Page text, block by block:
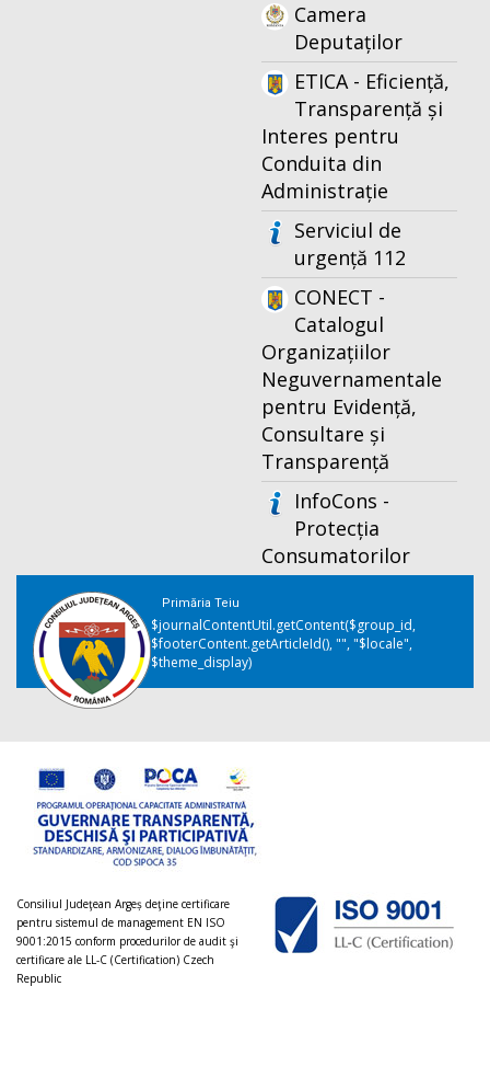
Camera
Deputaților
ETICA - Eficiență,
Transparență și
Interes pentru
Conduita din
Administrație
Serviciul de
urgență 112
CONECT -
Catalogul
Organizațiilor
Neguvernamentale
pentru Evidență,
Consultare și
Transparență
InfoCons -
Protecția
Consumatorilor
Primăria Teiu
$journalContentUtil.getContent($group_id,
$footerContent.getArticleId(), "", "$locale",
$theme_display)
Consiliul Judeţean Argeș deţine certificare
pentru sistemul de management EN ISO
9001:2015 conform procedurilor de audit şi
certificare ale LL-C (Certification) Czech
Republic